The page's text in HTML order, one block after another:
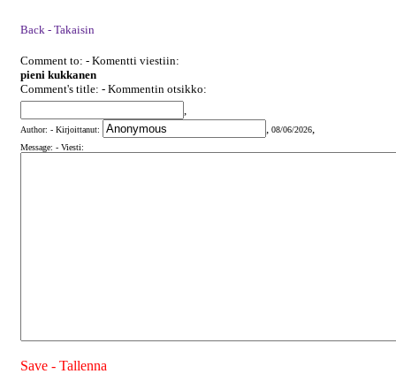
Back - Takaisin
Comment to: - Komentti viestiin:
pieni kukkanen
Comment's title: - Kommentin otsikko:
,
Author: - Kirjoittanut: , 08/06/2026,
Message: - Viesti:
Save - Tallenna